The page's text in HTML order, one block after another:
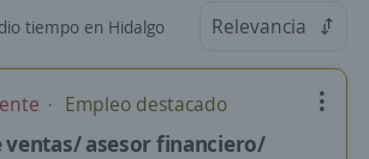
tiempo en Hidalgo Relevancia
Empleo destacado
asesor financiero/